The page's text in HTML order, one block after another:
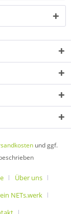
und ggf.
Über uns
NETs.werk